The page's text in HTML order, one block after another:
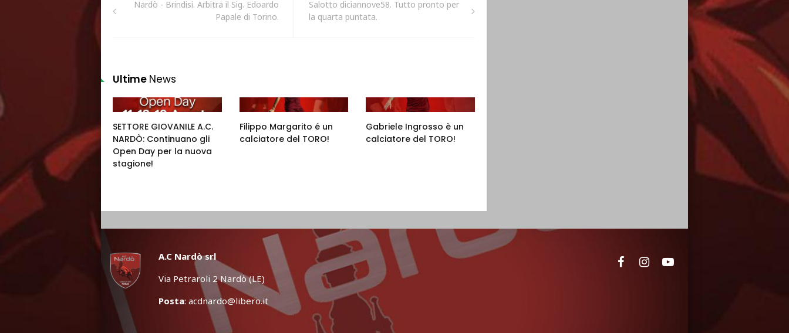
Nardò - Brindisi. Arbitra il Sig. Edoardo
Papale di Torino.
Salotto diciannove58. Tutto pronto per
la quarta puntata.
Ultime News
SETTORE GIOVANILE A.C.
NARDÒ: Continuano gli
Open Day per la nuova
stagione!
Filippo Margarito é un
calciatore del TORO!
Gabriele Ingrosso è un
calciatore del TORO!
A.C Nardò srl
Via Petraroli 2 Nardò (LE)
Posta:acdnardo@libero.it